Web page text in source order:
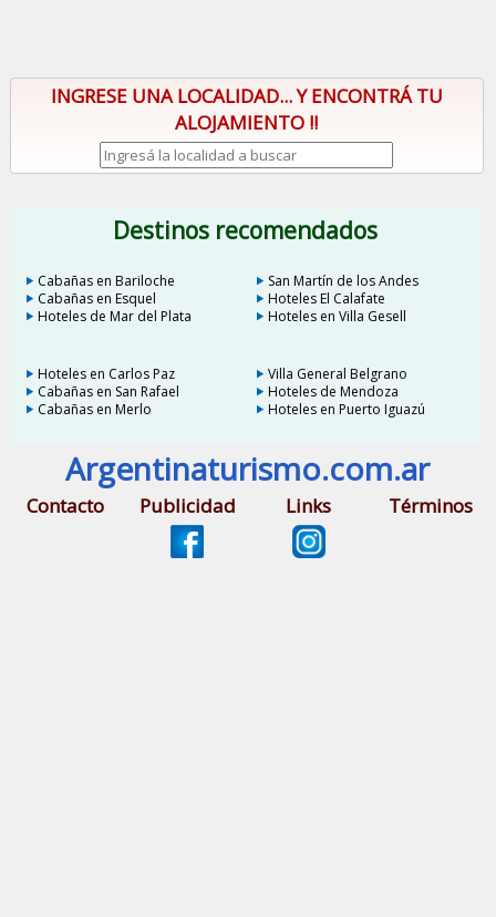
INGRESE UNA LOCALIDAD... Y ENCONTRÁ TU
ALOJAMIENTO !!
Destinos recomendados
Cabañas en Bariloche
San Martín de los Andes
Cabañas en Esquel
Hoteles El Calafate
Hoteles de Mar del Plata
Hoteles en Villa Gesell
Hoteles en Carlos Paz
Villa General Belgrano
Cabañas en San Rafael
Hoteles de Mendoza
Cabañas en Merlo
Hoteles en Puerto Iguazú
Argentinaturismo.com.ar
Contacto Publicidad Links Términos